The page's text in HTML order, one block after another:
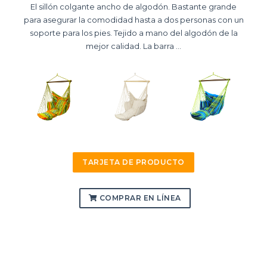
El sillón colgante ancho de algodón. Bastante grande
para asegurar la comodidad hasta a dos personas con un
soporte para los pies. Tejido a mano del algodón de la
mejor calidad. La barra ...
TARJETA DE PRODUCTO
COMPRAR EN LÍNEA